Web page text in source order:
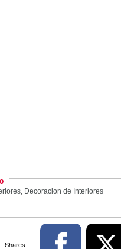
, Decoracion de Interiores
Shares